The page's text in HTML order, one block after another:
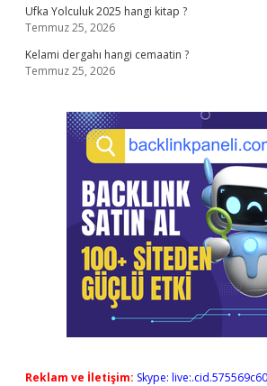
Ufka Yolculuk 2025 hangi kitap ?
Temmuz 25, 2026
Kelami dergahı hangi cemaatin ?
Temmuz 25, 2026
Reklam ve İletişim: Skype: